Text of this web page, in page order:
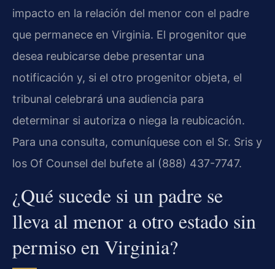
impacto en la relación del menor con el padre
que permanece en Virginia. El progenitor que
desea reubicarse debe presentar una
notificación y, si el otro progenitor objeta, el
tribunal celebrará una audiencia para
determinar si autoriza o niega la reubicación.
Para una consulta, comuníquese con el Sr. Sris y
los Of Counsel del bufete al (888) 437-7747.
¿Qué sucede si un padre se
lleva al menor a otro estado sin
permiso en Virginia?